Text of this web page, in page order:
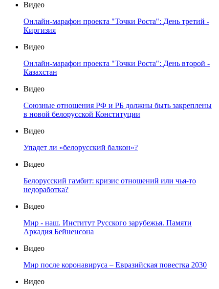
Видео
Онлайн-марафон проекта "Точки Роста": День третий -
Киргизия
Видео
Онлайн-марафон проекта "Точки Роста": День второй -
Казахстан
Видео
Союзные отношения РФ и РБ должны быть закреплены
в новой белорусской Конституции
Видео
Упадет ли «белорусский балкон»?
Видео
Белорусский гамбит: кризис отношений или чья-то
недоработка?
Видео
Мир - наш. Институт Русского зарубежья. Памяти
Аркадия Бейненсона
Видео
Мир после коронавируса – Евразийская повестка 2030
Видео